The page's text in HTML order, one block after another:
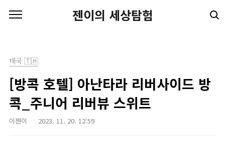
젠이의 세상탐험
태국 🇹🇭
[방콕 호텔] 아난타라 리버사이드 방
콕_주니어 리버뷰 스위트
이젠이 2023. 11. 20. 12:59